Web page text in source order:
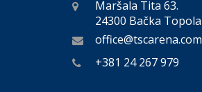
Maršala Tita 63.
24300 Bačka Topola
office@tscarena.com
+381 24 267 979